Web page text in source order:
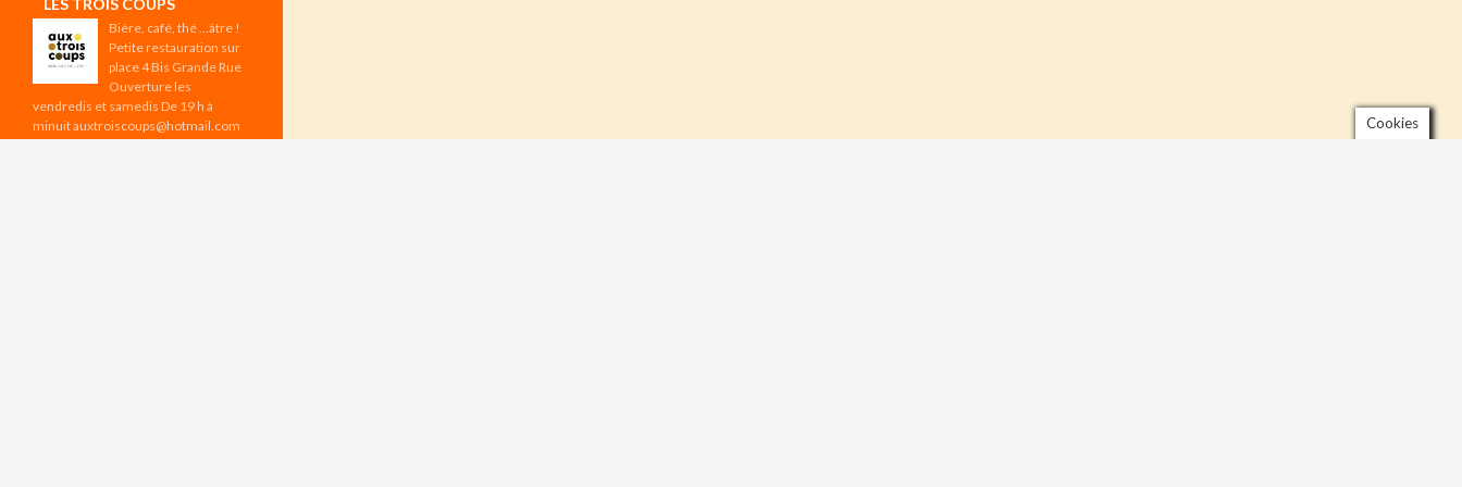
LES TROIS COUPS
Bière, café, thé …âtre !
Petite restauration sur
place 4 Bis Grande Rue
Ouverture les
vendredis et samedis De 19 h à
minuit auxtroiscoups@hotmail.com
Cookies